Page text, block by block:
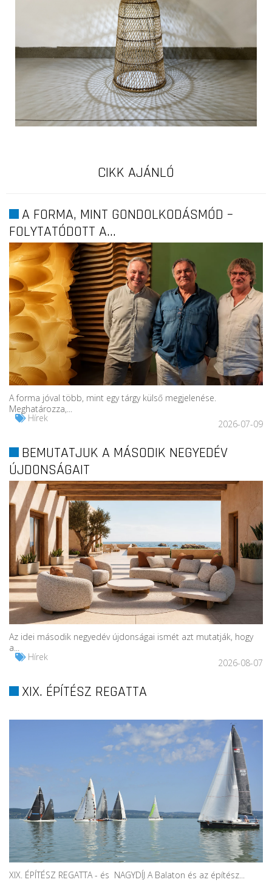
CIKK AJÁNLÓ
A FORMA, MINT GONDOLKODÁSMÓD –
FOLYTATÓDOTT A...
A forma jóval több, mint egy tárgy külső megjelenése.
Meghatározza,...
Hírek
2026-07-09
BEMUTATJUK A MÁSODIK NEGYEDÉV
ÚJDONSÁGAIT
Az idei második negyedév újdonságai ismét azt mutatják, hogy
a...
Hírek
2026-08-07
XIX. ÉPÍTÉSZ REGATTA
XIX. ÉPÍTÉSZ REGATTA - és NAGYDÍJ A Balaton és az építész...